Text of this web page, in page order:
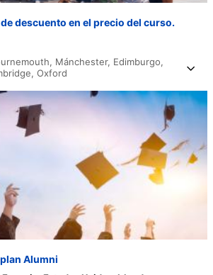
descuento en el precio del curso.
Mánchester, Edimburgo,
Oxford
Alumni